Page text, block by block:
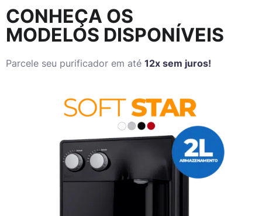
CONHEÇA OS
MODELOS DISPONÍVEIS
Parcele seu purificador em até 12x sem juros!